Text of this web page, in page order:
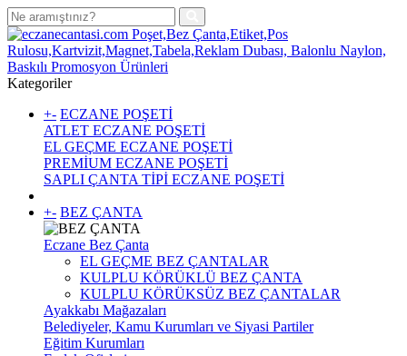
Kategoriler
+- ECZANE POŞETİ
ATLET ECZANE POŞETİ
EL GEÇME ECZANE POŞETİ
PREMİUM ECZANE POŞETİ
SAPLI ÇANTA TİPİ ECZANE POŞETİ
+- BEZ ÇANTA
Eczane Bez Çanta
EL GEÇME BEZ ÇANTALAR
KULPLU KÖRÜKLÜ BEZ ÇANTA
KULPLU KÖRÜKSÜZ BEZ ÇANTALAR
Ayakkabı Mağazaları
Belediyeler, Kamu Kurumları ve Siyasi Partiler
Eğitim Kurumları